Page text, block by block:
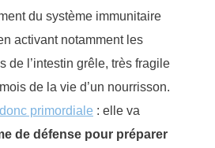
du système immunitaire
activant notamment les
de l’intestin grêle, très fragile
de la vie d’un nourrisson.
primordiale : elle va
de défense pour préparer